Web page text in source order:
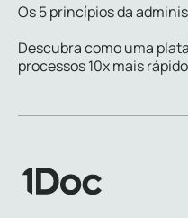
Os 5 princípios da
Descubra como uma
processos 10x mais